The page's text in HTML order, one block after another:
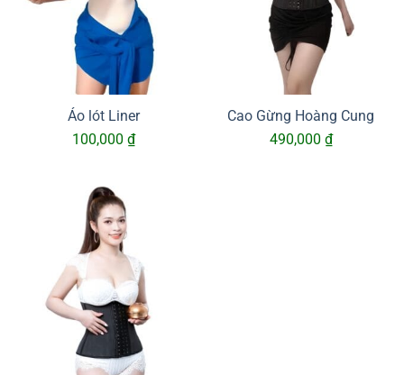
Áo lót Liner
100,000 ₫
Cao Gừng Hoàng Cung
490,000 ₫